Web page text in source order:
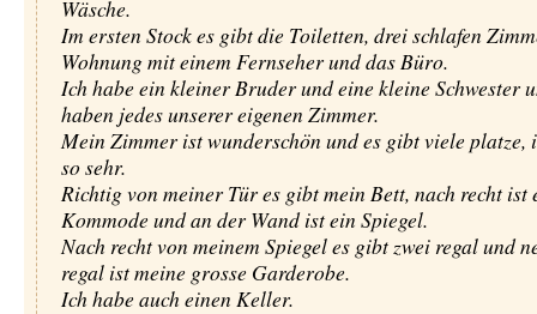
Wäsche.
Im ersten Stock es gibt die Toiletten, drei schlafen
Wohnung mit einem Fernseher und das Büro.
Ich habe ein kleiner Bruder und eine kleine Schwester
haben jedes unserer eigenen Zimmer.
Mein Zimmer ist wunderschön und es gibt viele platze,
so sehr.
Richtig von meiner Tür es gibt mein Bett, nach recht ist
Kommode und an der Wand ist ein Spiegel.
Nach recht von meinem Spiegel es gibt zwei regal und
regal ist meine grosse Garderobe.
Ich habe auch einen Keller.